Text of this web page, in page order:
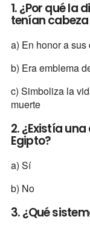
1. ¿Por qué la
tenían
a) En honor a sus
b) Era emblema
c) Simboliza la
muerte
2. ¿Existía
Egipto?
a) Sí
b) No
3. ¿Qué